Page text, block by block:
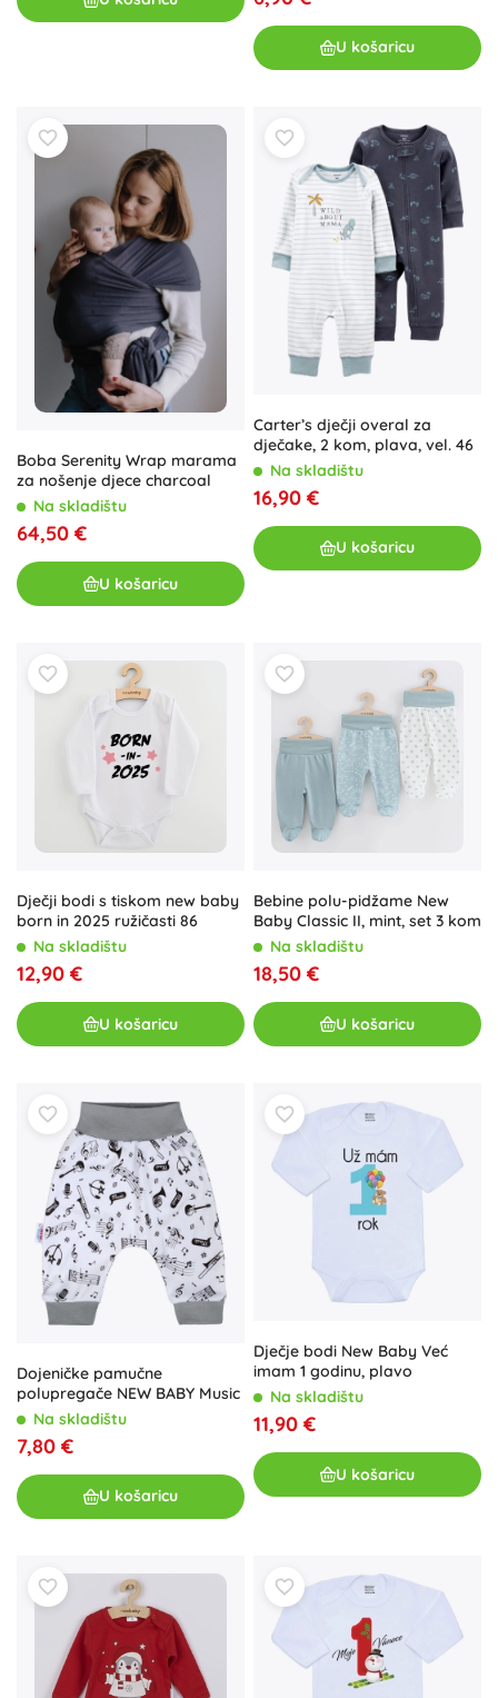
U košaricu
Boba Serenity Wrap marama
za nošenje djece charcoal
Na skladištu
64,50 €
U košaricu
Carter’s dječji overal za
dječake, 2 kom, plava, vel. 46
Na skladištu
16,90 €
U košaricu
Dječji bodi s tiskom new baby
born in 2025 ružičasti 86
Na skladištu
12,90 €
U košaricu
Bebine polu-pidžame New
Baby Classic II, mint, set 3 kom
Na skladištu
18,50 €
U košaricu
Dojeničke pamučne
polupregače NEW BABY Music
Na skladištu
7,80 €
U košaricu
Dječje bodi New Baby Već
imam 1 godinu, plavo
Na skladištu
11,90 €
U košaricu